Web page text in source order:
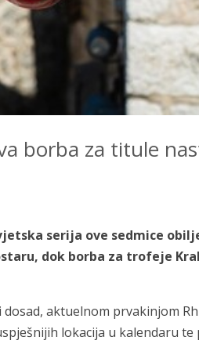
borba za titule
serija ove sedmice
dok borba za trofeje
aktuelnom prvakinjom
lokacija u kalendaru